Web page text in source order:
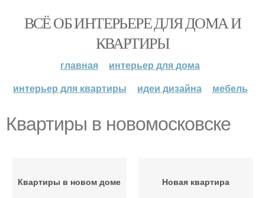
ВСЁ ОБ ИНТЕРЬЕРЕ ДЛЯ ДОМА И
КВАРТИРЫ
главная
интерьер для дома
интерьер для квартиры
идеи дизайна мебель
Квартиры в новомосковске
Квартиры в новом доме Новая квартира